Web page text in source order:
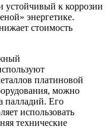
к коррозии
энергетике.
стоимость
платиновой
можно
палладий. Его
использовать
технические